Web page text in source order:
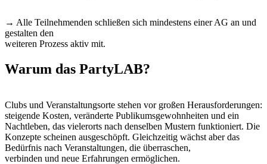
→ Alle Teilnehmenden schließen sich mindestens einer AG an und
gestalten den
weiteren Prozess aktiv mit.
Warum das PartyLAB?
Clubs und Veranstaltungsorte stehen vor großen Herausforderungen:
steigende Kosten, veränderte Publikumsgewohnheiten und ein
Nachtleben, das vielerorts nach denselben Mustern funktioniert. Die
Konzepte scheinen ausgeschöpft. Gleichzeitig wächst aber das
Bedürfnis nach Veranstaltungen, die überraschen,
verbinden und neue Erfahrungen ermöglichen.